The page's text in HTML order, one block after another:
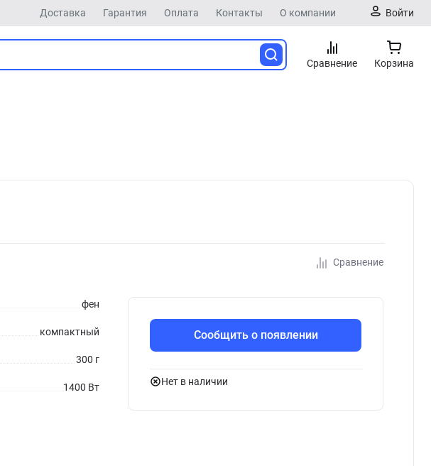
Доставка Гарантия Оплата Контакты О компании Войти
Сравнение Корзина
Сравнение
фен
компактный
300 г
1400 Вт
Сообщить о появлении
Нет в наличии